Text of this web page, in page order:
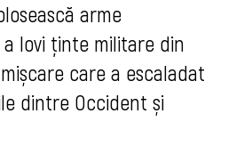
arme
lovi ținte militare din
care a escaladat
dintre Occident și